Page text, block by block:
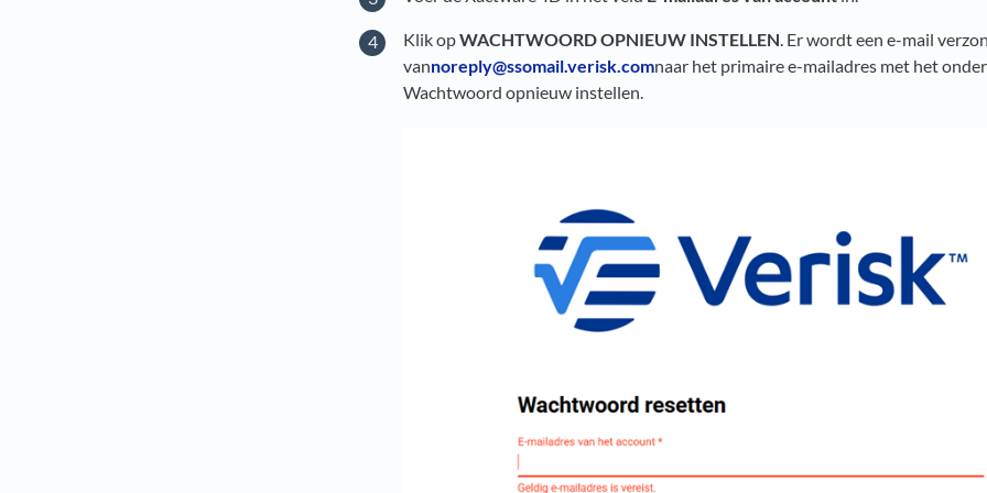
Klik opWACHTWOORD OPNIEUW INSTELLEN . Er wordt een e-mail
vannoreply@ssomail.verisk.comnaar het primaire e-mailadres met het
Wachtwoord opnieuw instellen.